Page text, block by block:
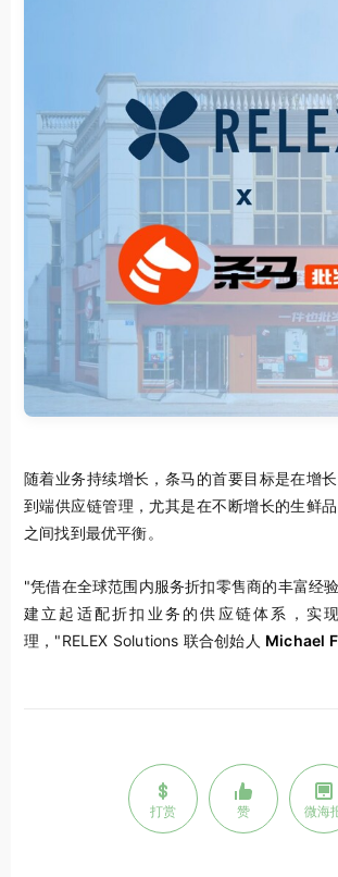
随着业务持续增长，条马的首要目标是在增
到端供应链管理，尤其是在不断增长的生鲜
之间找到最优平衡。
"凭借在全球范围内服务折扣零售商的丰富经
建立起适配折扣业务的供应链体系，实
理，"RELEX Solutions 联合创始人 Michael
打赏 赞 微海